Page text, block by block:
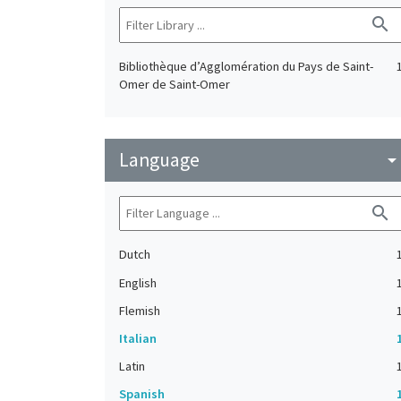
search
Bibliothèque d’Agglomération du Pays de Saint-
Omer de Saint-Omer
1
Language arrow_drop_down
search
Dutch
1
English
1
Flemish
1
Italian
Latin
1
Spanish